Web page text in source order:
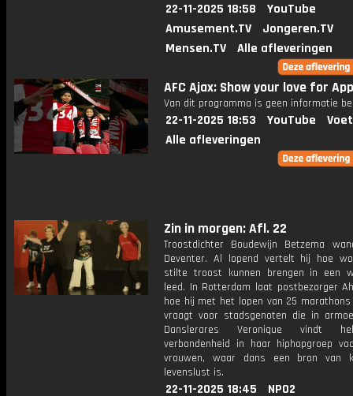
22-11-2025 18:58
YouTube
Amusement.TV
Jongeren.TV
Mensen.TV
Alle afleveringen
AFC Ajax: Show your love for
Van dit programma is geen informatie
22-11-2025 18:53 YouTube
Alle afleveringen
Zin in morgen: Afl. 22
Troostdichter Boudewijn Betzema
Deventer. Al lopend vertelt hij hoe
stilte troost kunnen brengen in een
leed. In Rotterdam laat postbezorger
hoe hij met het lopen van 25
vraagt voor stadsgenoten die in
Danslerares Veronique vindt
verbondenheid in haar hiphopgroep
vrouwen, waar dans een bron van
levenslust is.
22-11-2025 18:45 NPO2